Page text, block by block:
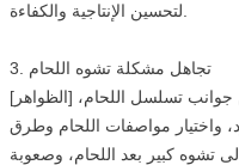
3. تجاهل مشكلة تشوه اللحام
[الظواهر] عند اللحام، لا تهتم بالتحكم في التشوه من جوانب تسلسل اللحام،
واختيار مواصفات اللحام وطرق
تشوه كبير بعد اللحام، وصعوبة